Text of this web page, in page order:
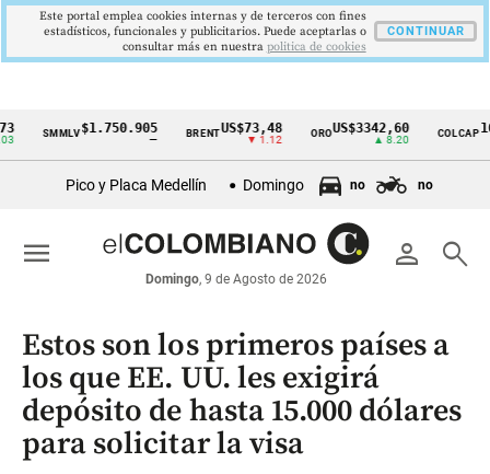
Cintillo
económicos
Colombia
SMMLV$1.750.905 BRENT US$73,48
▼ 1.12
ORO US$3342,60 COLCAP
Pico y Placa Medellín Domingo no no
person search
Domingo, 9 de Agosto de 2026
menu
Estos son los primeros países a
los que EE. UU. les exigirá
depósito de hasta 15.000 dólares
para solicitar la visa
Este portal emplea cookies internas y de terceros con fines
estadísticos, funcionales y publicitarios. Puede aceptarlas o
consultar más en nuestra politica de cookies
CONTINUAR